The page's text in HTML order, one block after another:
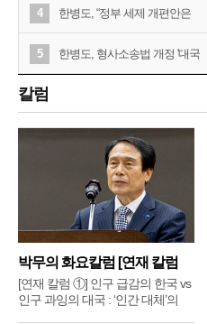
4 한병도, “정부 세제 개편안은
5 한병도, 형사소송법 개정 '대국
칼럼
박무의 화요칼럼 [연재 칼럼
①]
[연재 칼럼 ①] 인구 급감의 한국 vs
인구 과잉의 대국 : ‘인간 대체’의